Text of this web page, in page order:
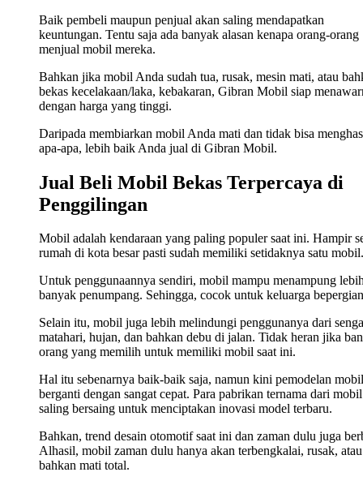
Baik pembeli maupun penjual akan saling mendapatkan
keuntungan. Tentu saja ada banyak alasan kenapa orang-orang
menjual mobil mereka.
Bahkan jika mobil Anda sudah tua, rusak, mesin mati, atau
bekas kecelakaan/laka, kebakaran, Gibran Mobil siap
dengan harga yang tinggi.
Daripada membiarkan mobil Anda mati dan tidak bisa
apa-apa, lebih baik Anda jual di Gibran Mobil.
Jual Beli Mobil Bekas Terpercaya di
Penggilingan
Mobil adalah kendaraan yang paling populer saat ini. Hampir
rumah di kota besar pasti sudah memiliki setidaknya satu mobil.
Untuk penggunaannya sendiri, mobil mampu menampung
banyak penumpang. Sehingga, cocok untuk keluarga
Selain itu, mobil juga lebih melindungi penggunanya dari
matahari, hujan, dan bahkan debu di jalan. Tidak heran jika
orang yang memilih untuk memiliki mobil saat ini.
Hal itu sebenarnya baik-baik saja, namun kini pemodelan mobil
berganti dengan sangat cepat. Para pabrikan ternama dari
saling bersaing untuk menciptakan inovasi model terbaru.
Bahkan, trend desain otomotif saat ini dan zaman dulu juga
Alhasil, mobil zaman dulu hanya akan terbengkalai, rusak, atau
bahkan mati total.